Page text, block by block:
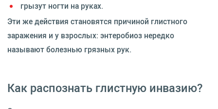
грызут ногти на руках.
Эти же действия становятся причиной глистного
заражения и у взрослых: энтеробиоз нередко
называют болезнью грязных рук.
Как распознать глистную инвазию?